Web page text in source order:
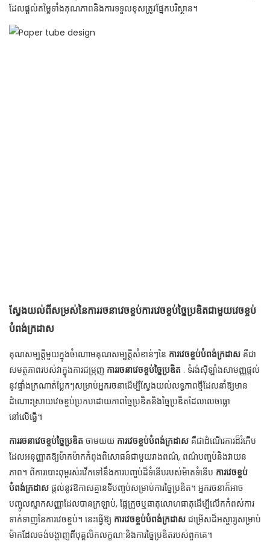
ដែលផ្តល់តម្លៃទាំងគុណភាពនិងការទទួលខុសត្រូវផ្នែកបរិស្ថាន។
ស្វែងយល់ពីសម្រស់នៃការរចនាវេចខ្ចប់ការវេចខ្ចប់ច្នៃប្រឌិតជាមួយវេចខ្ចប់
បំពង់ក្រដាស
គុណសម្បត្តិមួយក្នុងចំណោមគុណសម្បត្តិសំខាន់ៗនៃ ការវេចខ្ចប់បំពង់ក្រដាស គឺជា
សមត្ថភាពរបស់វាក្នុងការជម្រុញ ការរចនាវេចខ្ចប់ច្នៃប្រឌិត . ទំរង់ស៊ីឡាំងសាមញ្ញផ្តល់
នូវផ្ទាំងក្រណាត់ប្លែកៗសម្រាប់អ្នករចនាដើម្បីស្វែងយល់លទ្ធភាពថ្មីដែលនាំឱ្យមាន
ដំណោះស្រាយវេចខ្ចប់ប្រកបដោយភាពច្នៃប្រឌិតនិងច្នៃប្រឌិតដែលលេចធ្លោ
នៅលើធ្នើ។
ការរចនាវេចខ្ចប់ច្នៃប្រឌិត ចាមយយ ការវេចខ្ចប់បំពង់ក្រដាស គឺជាដំណើរការដ៏រំភើប
ដែលអនុញ្ញាតឱ្យម៉ាកម៉ាកកំពុងពិសោធន៍ជាមួយរាងពណ៌, ពណ៌បញ្ចប់និងវាយន
ភាព។ ពីការបោះពុម្ពរស់រវើកទៅនឹងការបញ្ចប់ដ៏ទំនើបរបស់ម៉ាតទំនើប ការវេចខ្ចប់
បំពង់ក្រដាស ផ្តល់នូវឱកាសគ្មានទីបញ្ចប់សម្រាប់ការច្នៃប្រឌិត។ អ្នករចនាក៏អាច
បញ្ចូលស្លាកសញ្ញាដែលបានក្រឡាប់, ផ្លែក្រូចឬធាតុលោហធាតុដើម្បីលើកកំពស់ការ
ទាក់ទាញនៃការវេចខ្ចប់។ នេះធ្វើឱ្យ ការវេចខ្ចប់បំពង់ក្រដាស ជម្រើសដ៏អស្ចារ្យសម្រាប់
ម៉ាកដែលចង់បង្ហាញពីបុគ្គលិកលក្ខណៈនិងការច្នៃប្រឌិតរបស់ពួកគេ។